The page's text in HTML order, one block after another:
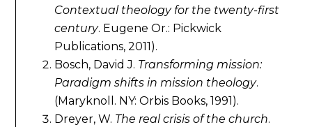
Contextual theology for the twenty-first
century. Eugene Or.: Pickwick
Publications, 2011).
Bosch, David J. Transforming mission:
Paradigm shifts in mission theology.
(Maryknoll. NY: Orbis Books, 1991).
Dreyer, W. The real crisis of the church.